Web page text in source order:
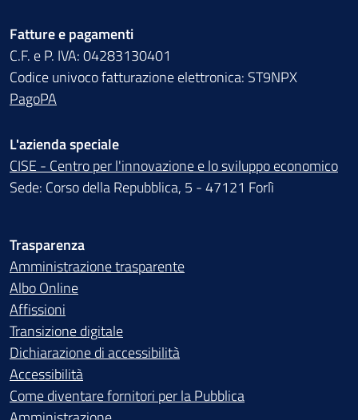
Fatture e pagamenti
C.F. e P. IVA: 04283130401
Codice univoco fatturazione elettronica: ST9NPX
PagoPA
L'azienda speciale
CISE - Centro per l'innovazione e lo sviluppo economico
Sede: Corso della Repubblica, 5 - 47121 Forlì
Trasparenza
Amministrazione trasparente
Albo Online
Affissioni
Transizione digitale
Dichiarazione di accessibilità
Accessibilità
Come diventare fornitori per la Pubblica